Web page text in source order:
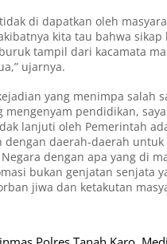
di dapatkan oleh
kita tau bahwa sikap
tampil dari kacamata
ujarnya.
yang menimpa salah
mengenyam pendidikan,
lanjuti oleh Pemerintah
dengan daerah-daerah
dengan apa yang di
bukan genjatan senjata
jiwa dan ketakutan